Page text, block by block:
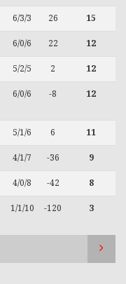
6/3/3 26 15
6/0/6 22 12
5/2/5 2 12
6/0/6 -8 12
5/1/6 6 11
4/1/7 -36 9
4/0/8 -42 8
1/1/10 -120 3